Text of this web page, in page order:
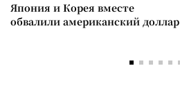
Япония и Корея вместе
обвалили американский доллар